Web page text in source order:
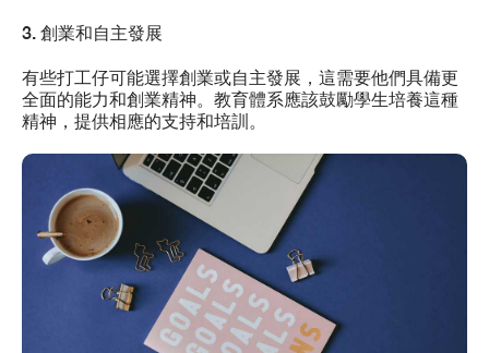
3. 創業和自主發展
有些打工仔可能選擇創業或自主發展，這需要他們具備更
全面的能力和創業精神。教育體系應該鼓勵學生培養這種
精神，提供相應的支持和培訓。